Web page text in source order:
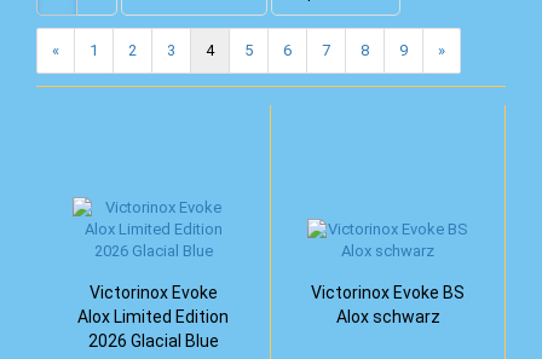
« 1 2 3 4 5 6 7 8 9 »
Victorinox Evoke
Alox Limited Edition
2026 Glacial Blue
Victorinox Evoke BS
Alox schwarz